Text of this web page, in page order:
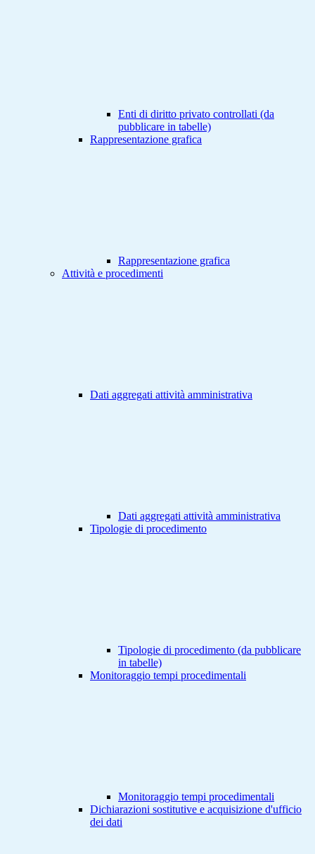
Enti di diritto privato controllati (da
pubblicare in tabelle)
Rappresentazione grafica
Rappresentazione grafica
Attività e procedimenti
Dati aggregati attività amministrativa
Dati aggregati attività amministrativa
Tipologie di procedimento
Tipologie di procedimento (da pubblicare
in tabelle)
Monitoraggio tempi procedimentali
Monitoraggio tempi procedimentali
Dichiarazioni sostitutive e acquisizione d'ufficio
dei dati